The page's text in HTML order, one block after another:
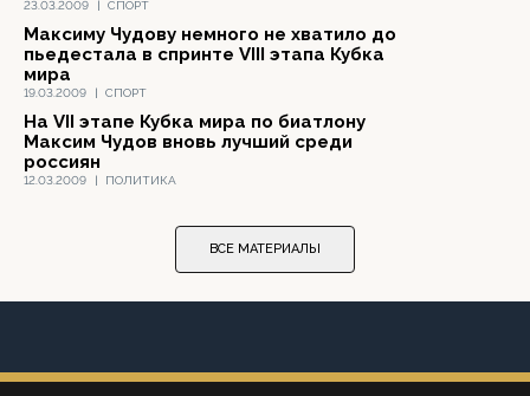
23.03.2009 | СПОРТ
19.03.2009 | СПОРТ
Максиму Чудову немного не хватило до
пьедестала в спринте VIII этапа Кубка
мира
12.03.2009 | ПОЛИТИКА
На VII этапе Кубка мира по биатлону
Максим Чудов вновь лучший среди
россиян
ВСЕ МАТЕРИАЛЫ